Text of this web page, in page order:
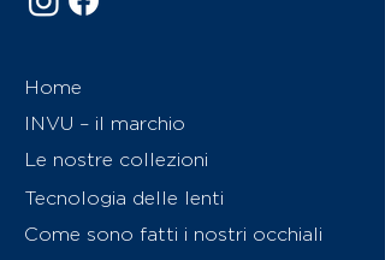
Home
INVU – il marchio
Le nostre collezioni
Tecnologia delle lenti
Come sono fatti i nostri occhiali